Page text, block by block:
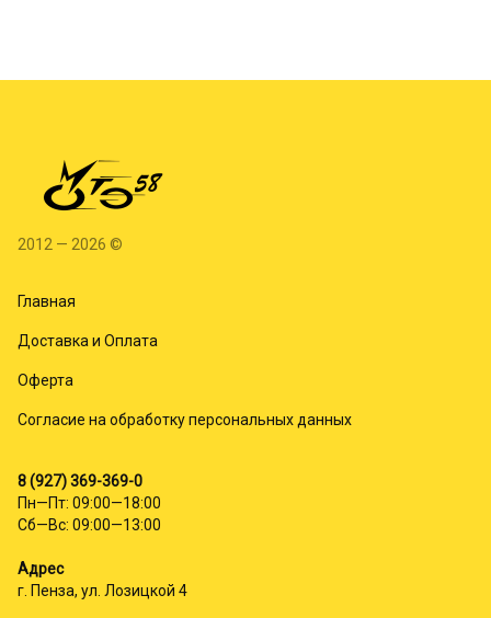
2012 — 2026 ©
Главная
Доставка и Оплата
Оферта
Согласие на обработку персональных данных
8 (927) 369-369-0
Пн—Пт: 09:00—18:00
Сб—Вс: 09:00—13:00
Адрес
г. Пенза, ул. Лозицкой 4